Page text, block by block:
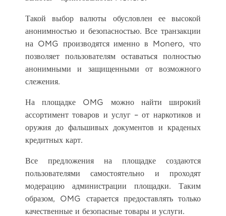
Такой выбор валюты обусловлен ее высокой
анонимностью и безопасностью. Все транзакции
на OMG производятся именно в Monero, что
позволяет пользователям оставаться полностью
анонимными и защищенными от возможного
слежения.
На площадке OMG можно найти широкий
ассортимент товаров и услуг – от наркотиков и
оружия до фальшивых документов и краденых
кредитных карт.
Все предложения на площадке создаются
пользователями самостоятельно и проходят
модерацию администрации площадки. Таким
образом, OMG старается предоставлять только
качественные и безопасные товары и услуги.